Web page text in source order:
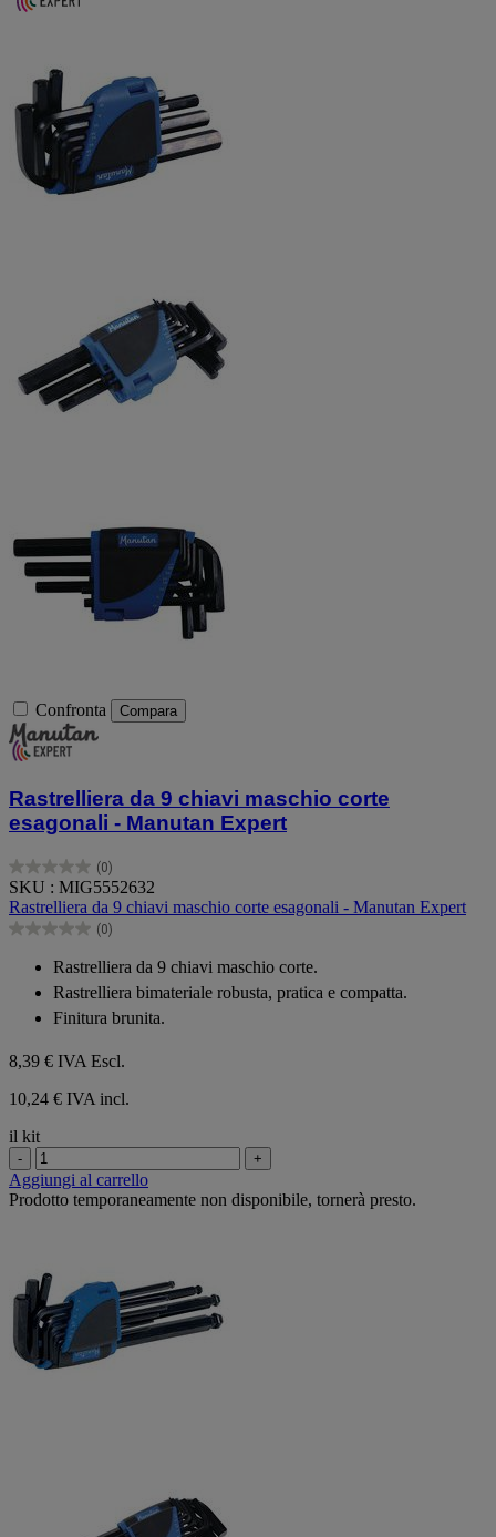
Confronta Compara
Rastrelliera da 9 chiavi maschio corte
esagonali - Manutan Expert
(0)
0.0
su
5
stelle.
SKU : MIG5552632
Rastrelliera da 9 chiavi maschio corte esagonali - Manutan Expert
(0)
0.0
stelle.
Rastrelliera da 9 chiavi maschio corte.
Rastrelliera bimateriale robusta, pratica e compatta.
Finitura brunita.
8,39 € IVA Escl.
10,24 € IVA incl.
il kit
- +
Aggiungi al carrello
Prodotto temporaneamente non disponibile, tornerà presto.